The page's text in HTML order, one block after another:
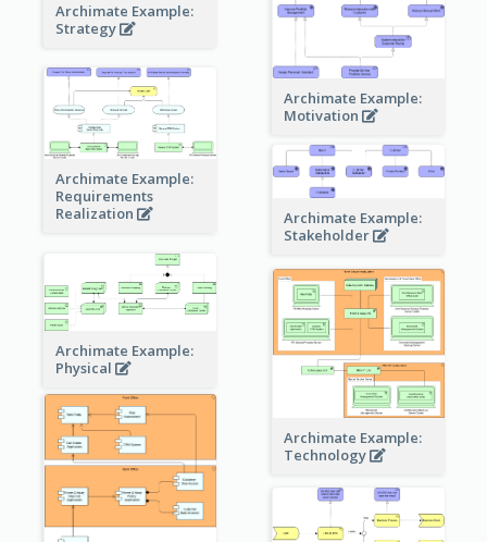
Archimate Example:
Strategy
Archimate Example:
Motivation
Archimate Example:
Requirements
Realization
Archimate Example:
Stakeholder
Archimate Example:
Physical
Archimate Example:
Technology